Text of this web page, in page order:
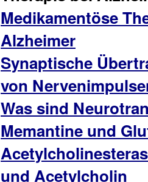
Medikamentöse
Alzheimer
Synaptische
von
Was sind
Memantine und
und Acetylcholin